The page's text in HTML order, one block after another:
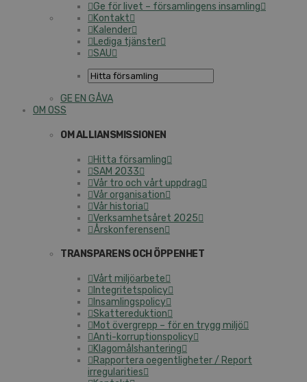
Ge för livet – församlingens insamling
Kontakt
Kalender
Lediga tjänster
SAU
GE EN GÅVA
OM OSS
OM ALLIANSMISSIONEN
Hitta församling
SAM 2033
Vår tro och vårt uppdrag
Vår organisation
Vår historia
Verksamhetsåret 2025
Årskonferensen
TRANSPARENS OCH ÖPPENHET
Vårt miljöarbete
Integritetspolicy
Insamlingspolicy
Skattereduktion
Mot övergrepp – för en trygg miljö
Anti-korruptionspolicy
Klagomålshantering
Rapportera oegentligheter / Report
irregularities